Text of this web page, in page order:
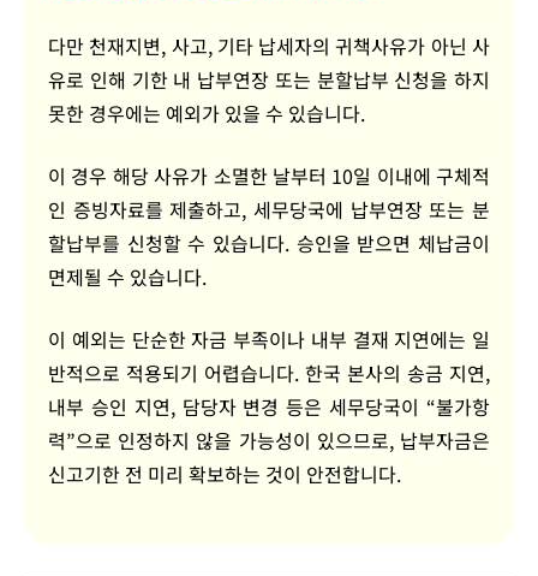
다만 천재지변, 사고, 기타 납세자의 귀책사유가 아닌 사
유로 인해 기한 내 납부연장 또는 분할납부 신청을 하지
못한 경우에는 예외가 있을 수 있습니다.
이 경우 해당 사유가 소멸한 날부터 10일 이내에 구체적
인 증빙자료를 제출하고, 세무당국에 납부연장 또는 분
할납부를 신청할 수 있습니다. 승인을 받으면 체납금이
면제될 수 있습니다.
이 예외는 단순한 자금 부족이나 내부 결재 지연에는 일
반적으로 적용되기 어렵습니다. 한국 본사의 송금 지연,
내부 승인 지연, 담당자 변경 등은 세무당국이 “불가항
력”으로 인정하지 않을 가능성이 있으므로, 납부자금은
신고기한 전 미리 확보하는 것이 안전합니다.